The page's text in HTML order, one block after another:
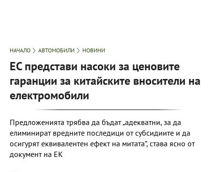
НАЧАЛО АВТОМОБИЛИ НОВИНИ
ЕС представи насоки за ценовите
гаранции за китайските вносители на
електромобили
Предложенията трябва да бъдат „адекватни, за да
елиминират вредните последици от субсидиите и да
осигурят еквивалентен ефект на митата“, става ясно от
документ на ЕК